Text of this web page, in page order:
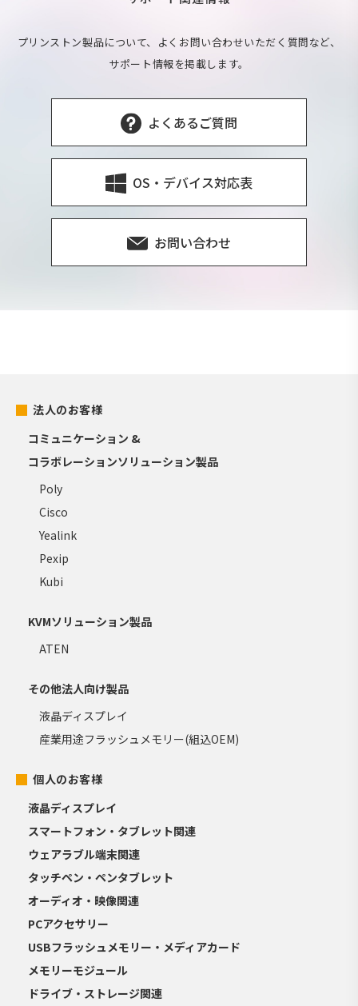
プリンストン製品について、よくお問い合わせいただく質問など、
サポート情報を掲載します。
よくあるご質問
OS・デバイス対応表
お問い合わせ
法人のお客様
コミュニケーション &
コラボレーションソリューション製品
Poly
Cisco
Yealink
Pexip
Kubi
KVMソリューション製品
ATEN
その他法人向け製品
液晶ディスプレイ
産業用途フラッシュメモリー(組込OEM)
個人のお客様
液晶ディスプレイ
スマートフォン・タブレット関連
ウェアラブル端末関連
タッチペン・ペンタブレット
オーディオ・映像関連
PCアクセサリー
USBフラッシュメモリー・メディアカード
メモリーモジュール
ドライブ・ストレージ関連